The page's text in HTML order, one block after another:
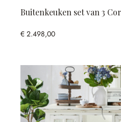
Buitenkeuken set van 3
€ 2.498,00